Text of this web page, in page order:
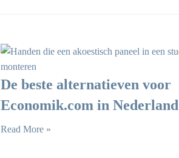
De beste alternatieven voor
Economik.com in Nederland
Read More »